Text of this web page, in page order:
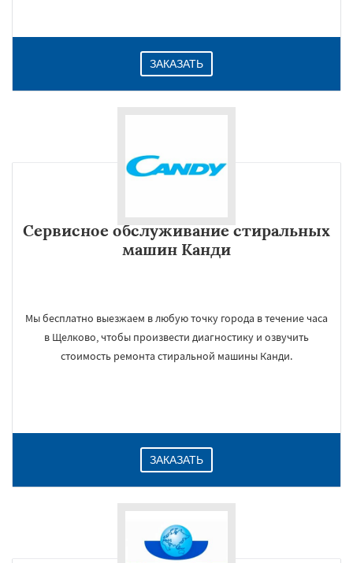
ЗАКАЗАТЬ
Сервисное обслуживание стиральных
машин Канди
Мы бесплатно выезжаем в любую точку города в течение часа
в Щелково, чтобы произвести диагностику и озвучить
стоимость ремонта стиральной машины Канди.
ЗАКАЗАТЬ